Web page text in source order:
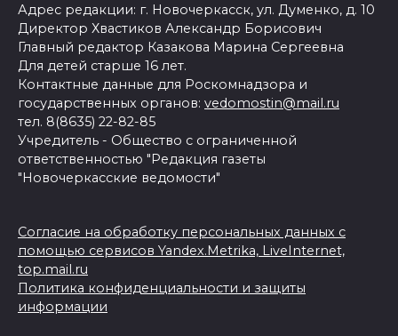
Адрес редакции: г. Новочеркасск, ул. Думенко, д. 10
Директор Хвастиков Александр Борисович
Главный редактор Казакова Марина Сергеевна
Для детей старше 16 лет.
Контактные данные для Роскомнадзора и
государственных органов: vedomostin@mail.ru
тел. 8(8635) 22-82-85
Учредитель - Общество с ограниченной
ответственностью "Редакция газеты
"Новочеркасские ведомости"
Согласие на обработку персональных данных с
помощью сервисов Yandex.Metrika, LiveInternet,
top.mail.ru
Политика конфиденциальности и защиты
информации